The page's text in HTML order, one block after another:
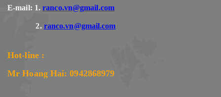
E-mail: 1. ranco.vn@gmail.com
2. ranco.vn@gmail.com
Hot-line :
Mr Hoang Hai: 0942868979